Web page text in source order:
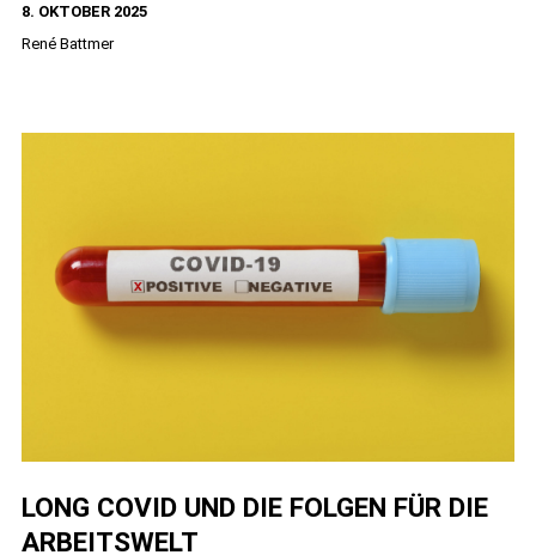
8. OKTOBER 2025
René Battmer
LONG COVID UND DIE FOLGEN FÜR DIE
ARBEITSWELT